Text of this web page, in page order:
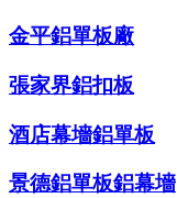
金平鋁單板廠
張家界鋁扣板
酒店幕墻鋁單板
景德鋁單板鋁幕墻